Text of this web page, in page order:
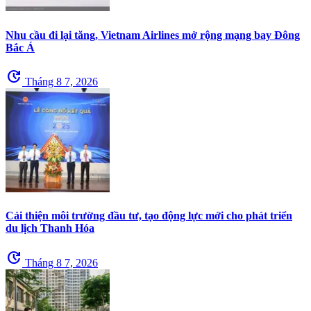
Nhu cầu đi lại tăng, Vietnam Airlines mở rộng mạng bay Đông
Bắc Á
update Tháng 8 7, 2026
Cải thiện môi trường đầu tư, tạo động lực mới cho phát triển
du lịch Thanh Hóa
update Tháng 8 7, 2026